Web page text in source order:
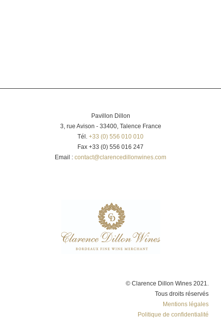
Pavillon Dillon
3, rue Avison - 33400, Talence France
Tél. +33 (0) 556 010 010
Fax +33 (0) 556 016 247
Email : contact@clarencedillonwines.com
© Clarence Dillon Wines 2021.
Tous droits réservés
Mentions légales
Politique de confidentialité